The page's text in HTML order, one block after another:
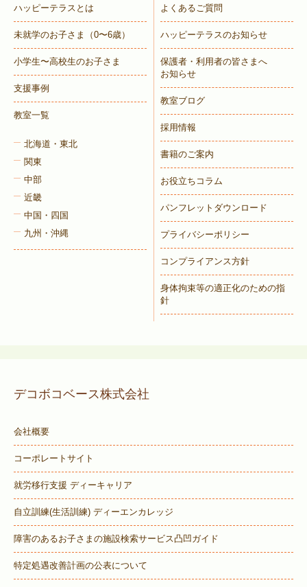
ハッピーテラスとは
未就学のお子さま （0〜6歳）
小学生〜高校生のお子さま
支援事例
教室一覧
北海道・東北
関東
中部
近畿
中国・四国
九州・沖縄
よくあるご質問
ハッピーテラスのお知らせ
保護者・利用者の皆さまへ
お知らせ
教室ブログ
採用情報
書籍のご案内
お役立ちコラム
パンフレットダウンロード
プライバシーポリシー
コンプライアンス方針
身体拘束等の適正化のための指
針
デコボコベース株式会社
会社概要
コーポレートサイト
就労移行支援 ディーキャリア
自立訓練(生活訓練) ディーエンカレッジ
障害のあるお子さまの施設検索サービス凸凹ガイド
特定処遇改善計画の公表について